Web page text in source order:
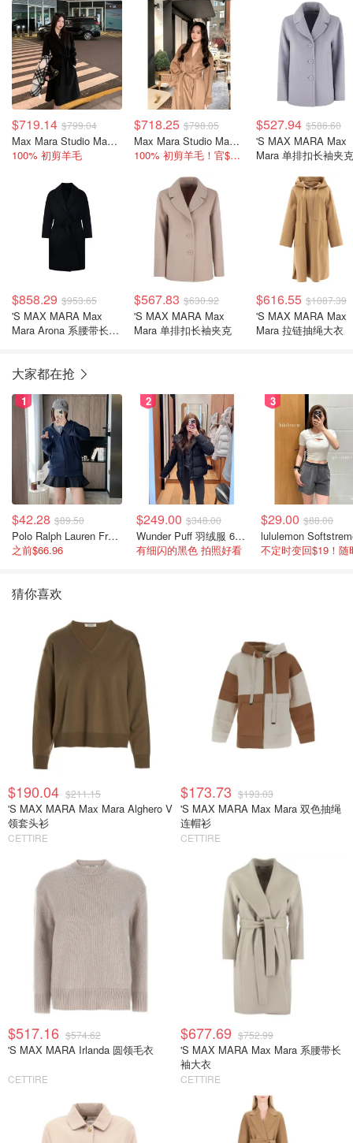
$719.14 $799.04
Max Mara Studio Max Mara Dravenna 羊毛大衣
100% 初剪羊毛
$718.25 $798.05
Max Mara Studio Max Mara Dravenna 系带大衣
100% 初剪羊毛！官$1995
$527.94 $586.60
'S MAX MARA Max
Mara 单排扣长袖夹克
$858.29 $953.65
'S MAX MARA Max
Mara Arona 系腰带长袖
$567.83 $630.92
'S MAX MARA Max
Mara 单排扣长袖夹克
$616.55 $1087.39
'S MAX MARA Max
Mara 拉链抽绳大衣
大家都在抢
1
$42.28 $89.50
Polo Ralph Lauren French Terry 女童连帽卫衣 7-16码
之前$66.96
2
$249.00 $348.00
Wunder Puff 羽绒服 600蓬松度
有细闪的黑色 拍照好看
3
$29.00 $88.00
猜你喜欢
$190.04 $211.15
'S MAX MARA Max Mara Alghero V
领套头衫
CETTIRE
$173.73 $193.03
'S MAX MARA Max Mara 双色抽绳
连帽衫
CETTIRE
$517.16 $574.62
'S MAX MARA Irlanda 圆领毛衣
CETTIRE
$677.69 $752.99
'S MAX MARA Max Mara 系腰带长
袖大衣
CETTIRE